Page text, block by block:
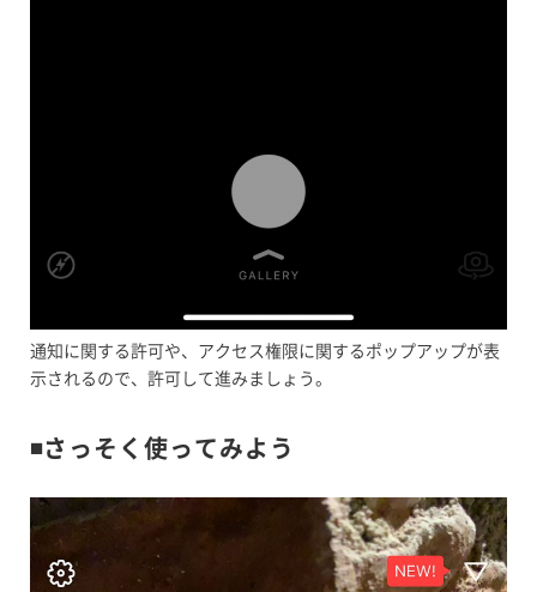
通知に関する許可や、アクセス権限に関するポップアップが表
示されるので、許可して進みましょう。
◾️さっそく使ってみよう